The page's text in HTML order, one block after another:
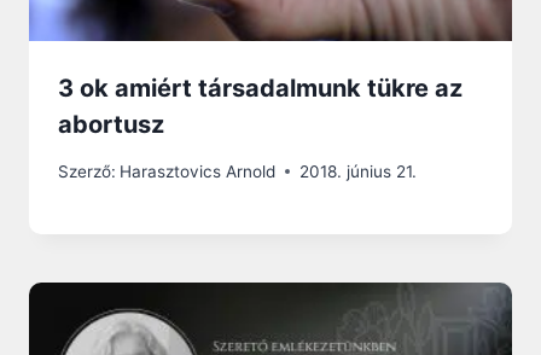
3 ok amiért társadalmunk tükre az
abortusz
Szerző: Harasztovics Arnold 2018. június 21.